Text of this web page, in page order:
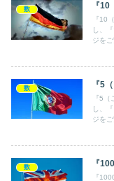
数 『
『10
し、
ジを
数 『5
『5
し、
ジを
数 『
『